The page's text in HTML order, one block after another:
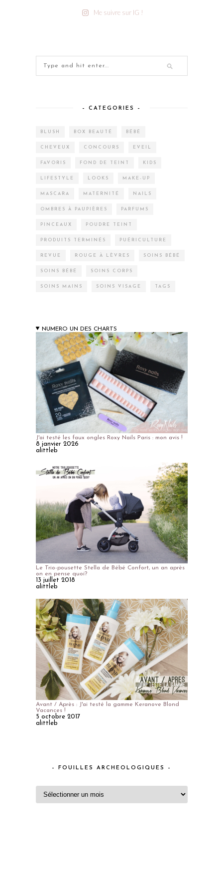
Me suivre sur IG !
– CATEGORIES –
BLUSH BOX BEAUTÉ BÉBÉ
CHEVEUX CONCOURS EVEIL
FAVORIS FOND DE TEINT KIDS
LIFESTYLE LOOKS MAKE-UP
MASCARA MATERNITÉ NAILS
OMBRES À PAUPIÈRES PARFUMS
PINCEAUX POUDRE TEINT
PRODUITS TERMINÉS PUÉRICULTURE
REVUE ROUGE À LÈVRES SOINS BÉBÉ
SOINS BÉBÉ SOINS CORPS
SOINS MAINS SOINS VISAGE TAGS
NUMERO UN DES CHARTS
J'ai testé les faux ongles Roxy Nails Paris : mon avis !
8 janvier 2026
alittleb
Le Trio-pousette Stella de Bébé Confort, un an après
on en pense quoi?
13 juillet 2018
alittleb
Avant / Après : J'ai testé la gamme Keranove Blond
Vacances !
5 octobre 2017
alittleb
– FOUILLES ARCHEOLOGIQUES –